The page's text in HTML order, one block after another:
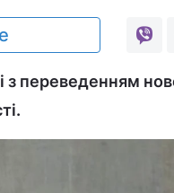
переведенням